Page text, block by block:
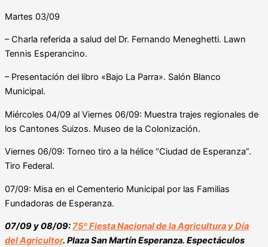
Martes 03/09
– Charla referida a salud del Dr. Fernando Meneghetti. Lawn
Tennis Esperancino.
– Presentación del libro «Bajo La Parra». Salón Blanco
Municipal.
Miércoles 04/09 al Viernes 06/09: Muestra trajes regionales de
los Cantones Suizos. Museo de la Colonización.
Viernes 06/09: Torneo tiro a la hélice “Ciudad de Esperanza”.
Tiro Federal.
07/09: Misa en el Cementerio Municipal por las Familias
Fundadoras de Esperanza.
07/09 y 08/09: 75º Fiesta Nacional de la Agricultura y Día
del Agricultor. Plaza San Martín Esperanza. Espectáculos